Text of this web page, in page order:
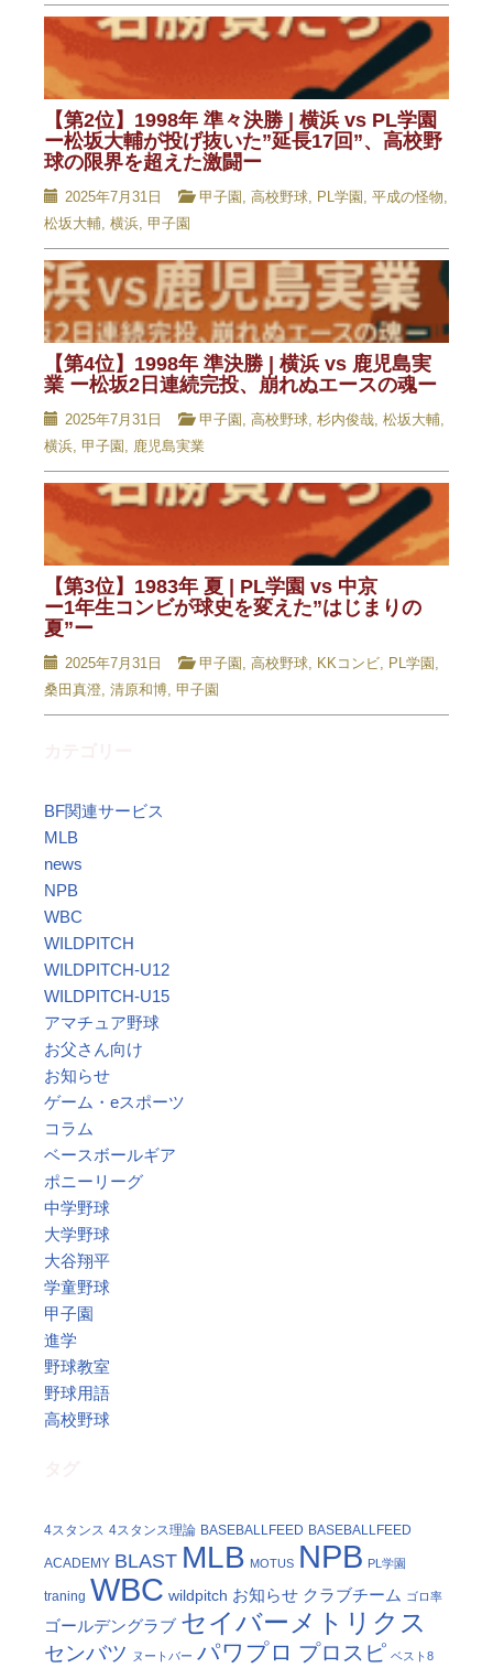
【第2位】1998年 準々決勝 | 横浜 vs PL学園
ー松坂大輔が投げ抜いた”延長17回”、高校野
球の限界を超えた激闘ー
2025年7月31日 甲子園 , 高校野球, PL学園 , 平成の怪物,
松坂大輔, 横浜, 甲子園
【第4位】1998年 準決勝 | 横浜 vs 鹿児島実
業 ー松坂2日連続完投、崩れぬエースの魂ー
2025年7月31日 甲子園 , 高校野球, 杉内俊哉, 松坂大輔,
横浜, 甲子園 , 鹿児島実業
【第3位】1983年 夏 | PL学園 vs 中京
ー1年生コンビが球史を変えた”はじまりの
夏”ー
2025年7月31日 甲子園 , 高校野球, KKコンビ, PL学園 ,
桑田真澄, 清原和博, 甲子園
BF関連サービス
MLB
news
NPB
WBC
WILDPITCH
WILDPITCH-U12
WILDPITCH-U15
アマチュア野球
お父さん向け
お知らせ
ゲーム・eスポーツ
コラム
ベースボールギア
ポニーリーグ
中学野球
大学野球
大谷翔平
学童野球
甲子園
進学
野球教室
野球用語
高校野球
4スタンス 4スタンス理論 BASEBALLFEED BASEBALLFEED
ACADEMY BLAST MLB MOTUS NPB PL学園
traning WBC wildpitch お知らせ クラブチーム ゴロ率
ゴールデングラブ セイバーメトリクス
センバツ ヌートバー パワプロ プロスピ ベスト8